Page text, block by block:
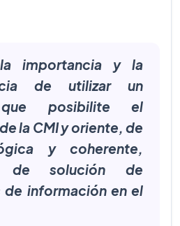
importancia y la
de utilizar un
posibilite el
la CMI y oriente, de
y coherente,
de solución de
de información en el